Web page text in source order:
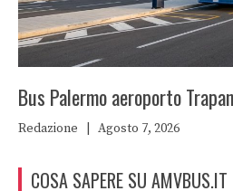
Bus Palermo aeroporto
Redazione Agosto 7, 2026
COSA SAPERE SU AMVBUS.IT